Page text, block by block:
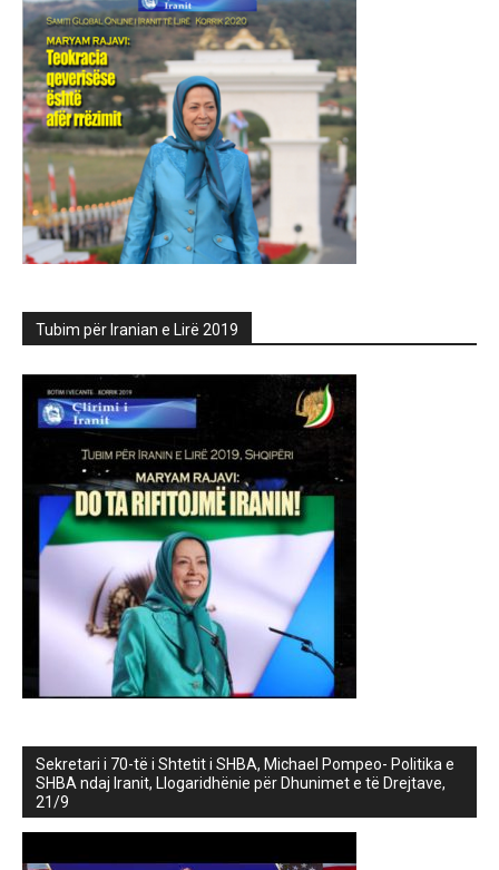
Tubim për Iranian e Lirë 2019
Sekretari i 70-të i Shtetit i SHBA, Michael Pompeo- Politika e
SHBA ndaj Iranit, Llogaridhënie për Dhunimet e të Drejtave,
21/9